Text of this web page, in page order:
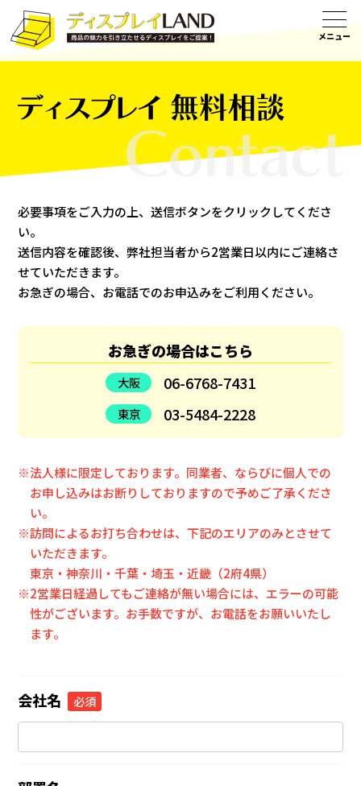
お問い合わせ
必要事項をご入力の上、送信ボタンをクリックしてくださ
い。
送信内容を確認後、弊社担当者から2営業日以内にご連絡さ
せていただきます。
お急ぎの場合、お電話でのお申込みをご利用ください。
お急ぎの場合はこちら
大阪 06-6768-7431
東京 03-5484-2228
※法人様に限定しております。同業者、ならびに個人での
お申し込みはお断りしておりますので予めご了承くださ
い。
※訪問によるお打ち合わせは、下記のエリアのみとさせて
いただきます。
東京・神奈川・千葉・埼玉・近畿（2府4県）
※2営業日経過してもご連絡が無い場合には、エラーの可能
性がございます。お手数ですが、お電話をお願いいたし
ます。
会社名